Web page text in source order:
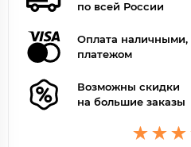
по всей России
Оплата
платежом
Возможны скидки
на большие заказы